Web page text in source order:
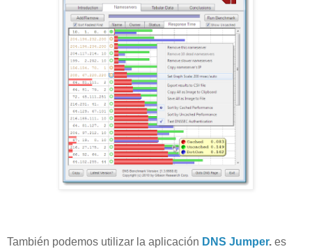
También podemos utilizar la aplicación DNS Jumper. es